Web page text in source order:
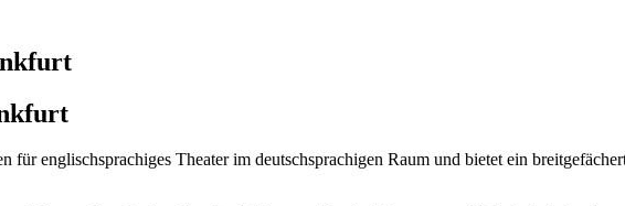
englischsprachiges Theater im deutschsprachigen Raum und bietet ein